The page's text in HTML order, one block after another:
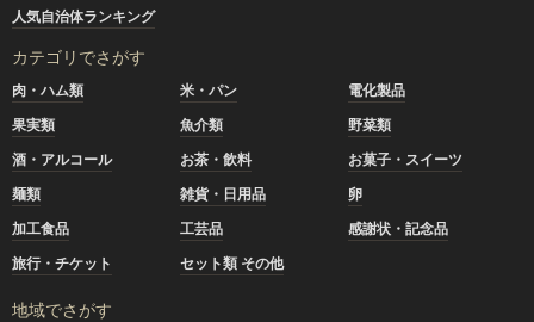
人気自治体ランキング
カテゴリでさがす
肉・ハム類 米・パン
電化製品
果実類
魚介類
野菜類
酒・アルコール
お茶・飲料
お菓子・スイーツ
麺類
雑貨・日用品
卵
加工食品
工芸品
感謝状・記念品
旅行・チケット
セット類 その他
地域でさがす